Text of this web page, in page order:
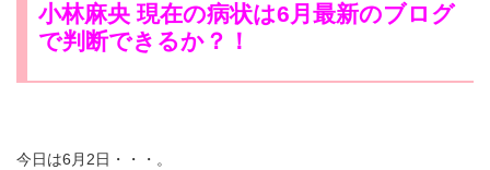
小林麻央 現在の病状は6月最新のブログ
で判断できるか？！
今日は6月2日・・・。